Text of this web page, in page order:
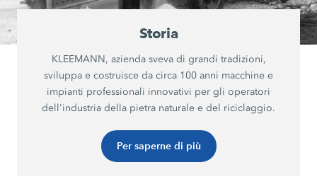
Storia
KLEEMANN, azienda sveva di grandi tradizioni,
sviluppa e costruisce da circa 100 anni macchine e
impianti professionali innovativi per gli operatori
dell'industria della pietra naturale e del riciclaggio.
Per saperne di più